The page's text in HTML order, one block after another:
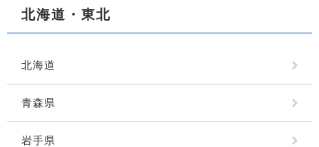
北海道・東北
北海道
青森県
岩手県